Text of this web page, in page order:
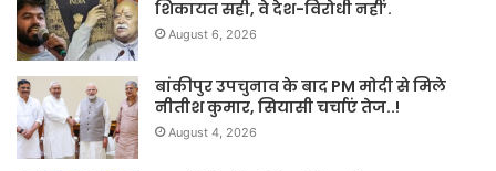
शिकायत सही, वे देश-विरोधी नहीं’.
August 6, 2026
बांकीपुर उपचुनाव के बाद PM मोदी से मिले
नीतीश कुमार, सियासी चर्चाएं तेज..!
August 4, 2026